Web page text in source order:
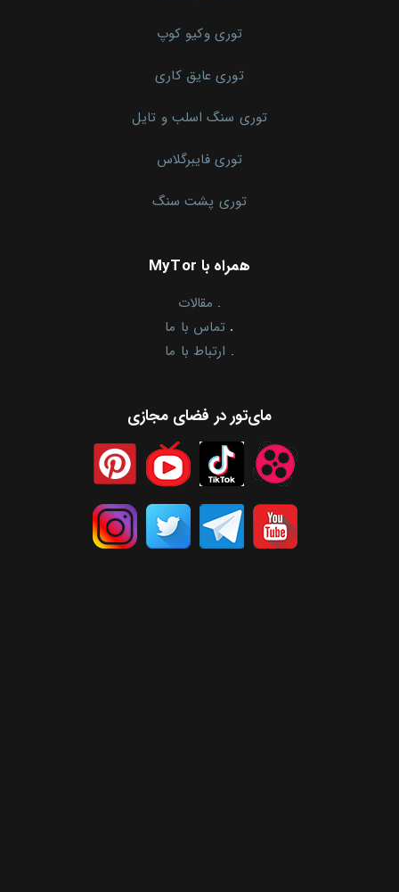
توری وکیو کوپ
توری عایق کاری
توری سنگ اسلب و تایل
توری فایبرگلاس
توری پشت سنگ
همراه با MyTor
. مقالات
. تماس با ما
. ارتباط با ما
مای‌تور در فضای مجازی